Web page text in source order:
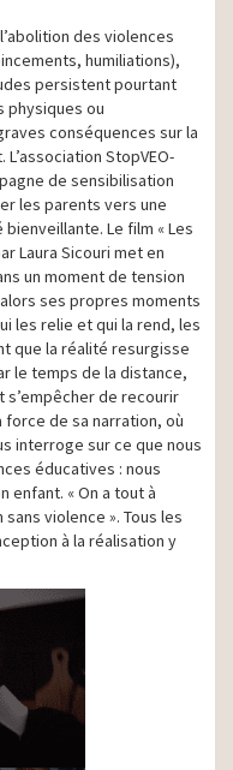
des violences
humiliations),
persistent pourtant
physiques ou
conséquences sur la
StopVEO-
de sensibilisation
les parents vers une
Le film « Les
Laura Sicouri met en
un moment de tension
ses propres moments
les relie et qui la rend, les
que la réalité resurgisse
le temps de la distance,
s’empêcher de recourir
force de sa narration, où
interroge sur ce que nous
éducatives : nous
enfant. « On a tout à
violence ». Tous les
à la réalisation y